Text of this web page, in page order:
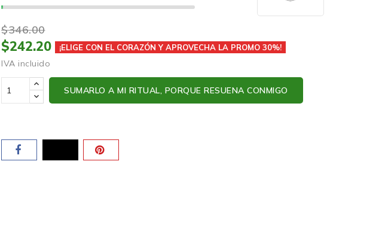
$346.00
$242.20 ¡ELIGE CON EL CORAZÓN Y APROVECHA LA PROMO 30%!
IVA incluido
SUMARLO A MI RITUAL, PORQUE RESUENA CONMIGO